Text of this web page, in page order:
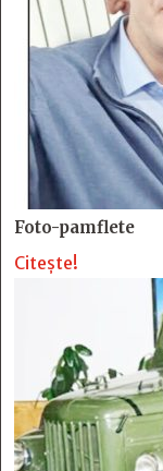
Foto-pamflete
Citește!